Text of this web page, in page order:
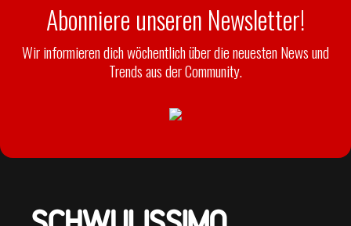
Abonniere unseren Newsletter!
Wir informieren dich wöchentlich über die neuesten News und
Trends aus der Community.